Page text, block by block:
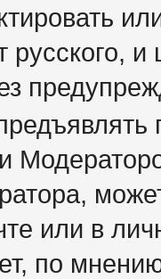
русского,
или в
по